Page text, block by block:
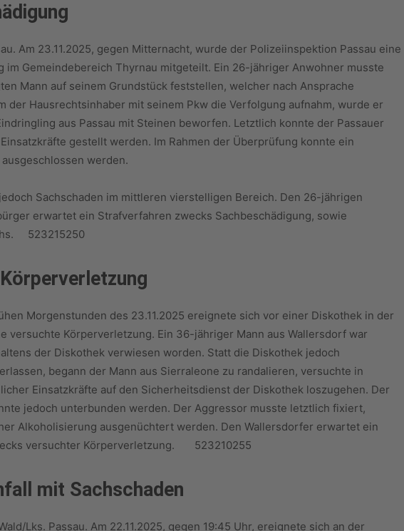
Am 23.11.2025, gegen Mitternacht, wurde der Polizeiinspektion Passau eine
im Gemeindebereich Thyrnau mitgeteilt. Ein 26-jähriger Anwohner musste
Mann auf seinem Grundstück feststellen, welcher nach Ansprache
der Hausrechtsinhaber mit seinem Pkw die Verfolgung aufnahm, wurde er
aus Passau mit Steinen beworfen. Letztlich konnte der Passauer
gestellt werden. Im Rahmen der Überprüfung konnte ein
werden.
Sachschaden im mittleren vierstelligen Bereich. Den 26-jährigen
erwartet ein Strafverfahren zwecks Sachbeschädigung, sowie
523215250
Morgenstunden des 23.11.2025 ereignete sich vor einer Diskothek in der
versuchte Körperverletzung. Ein 36-jähriger Mann aus Wallersdorf war
der Diskothek verwiesen worden. Statt die Diskothek jedoch
begann der Mann aus Sierraleone zu randalieren, versuchte in
Einsatzkräfte auf den Sicherheitsdienst der Diskothek loszugehen. Der
jedoch unterbunden werden. Der Aggressor musste letztlich fixiert,
Alkoholisierung ausgenüchtert werden. Den Wallersdorfer erwartet ein
versuchter Körperverletzung. 523210255
mit Sachschaden
Lks. Passau. Am 22.11.2025, gegen 19:45 Uhr, ereignete sich an der